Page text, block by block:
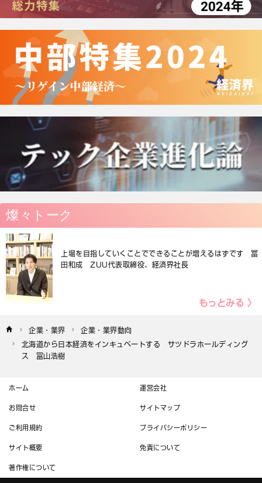
燦々トーク
上場を目指していくことでできることが増えるはずです 冨
田和成 ZUU代表取締役、経済界社長
もっとみる 〉
企業・業界
企業・業界動向
北海道から日本経済をインキュベートする　サツドラホールディング
ス　富山浩樹
ホーム 運営会社
お問合せ サイトマップ
ご利用規約 プライバシーポリシー
サイト概要 免責について
著作権について